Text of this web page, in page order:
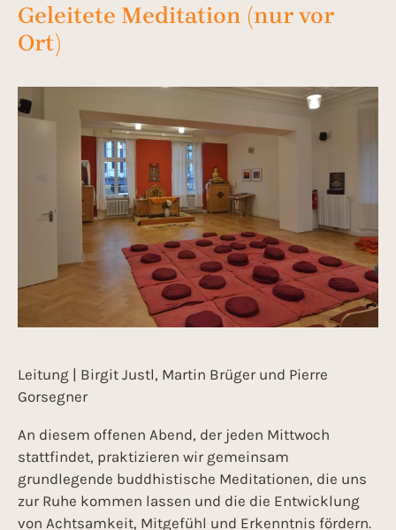
Geleitete Meditation (nur vor
Ort)
Leitung | Birgit Justl, Martin Brüger und Pierre
Gorsegner
An diesem offenen Abend, der jeden Mittwoch
stattfindet, praktizieren wir gemeinsam
grundlegende buddhistische Meditationen, die uns
zur Ruhe kommen lassen und die die Entwicklung
von Achtsamkeit, Mitgefühl und Erkenntnis fördern.